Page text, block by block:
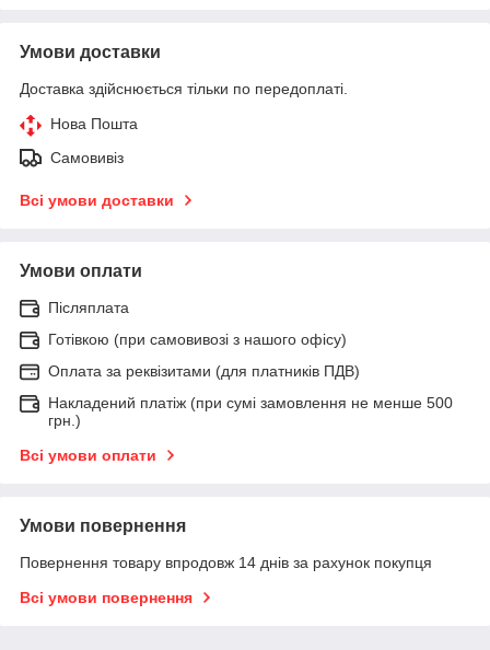
Умови доставки
Доставка здійснюється тільки по передоплаті.
Нова Пошта
Самовивіз
Всі умови доставки
Умови оплати
Післяплата
Готівкою (при самовивозі з нашого офісу)
Оплата за реквізитами (для платників ПДВ)
Накладений платіж (при сумі замовлення не менше 500
грн.)
Всі умови оплати
Умови повернення
Повернення товару впродовж 14 днів за рахунок покупця
Всі умови повернення